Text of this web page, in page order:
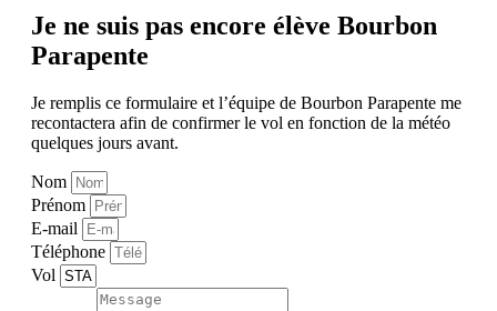
Je ne suis pas encore élève Bourbon
Parapente
Je remplis ce formulaire et l’équipe de Bourbon Parapente me
recontactera afin de confirmer le vol en fonction de la météo
quelques jours avant.
Nom
Prénom
E-mail
Téléphone
Vol